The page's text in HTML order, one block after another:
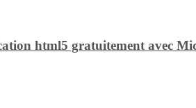
html5 gratuitement avec